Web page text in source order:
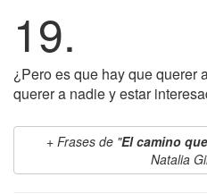
19.
¿Pero es que hay que querer
querer a nadie y estar
Frases de "El camino
Natalia